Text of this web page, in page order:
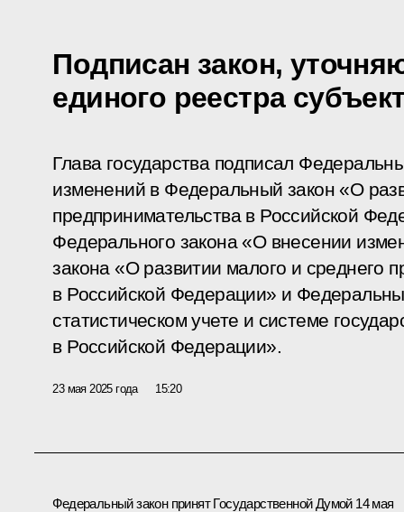
Подписан закон,
единого реестра
Глава государства подписал
изменений в Федеральный закон «О
предпринимательства в Российской
Федерального закона «О внесении
закона «О развитии малого и среднего
в Российской Федерации» и
статистическом учете и системе
в Российской Федерации».
23 мая 2025 года 15:20
Федеральный закон принят Государственной Думой 14 мая